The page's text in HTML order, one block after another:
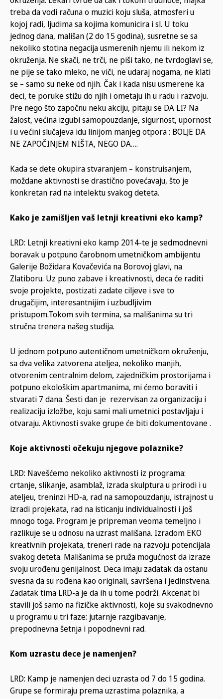
treba da vodi računa o muzici koju sluša, atmosferi u
kojoj radi, ljudima sa kojima komunicira i sl. U toku
jednog dana, mališan (2 do 15 godina), susretne se sa
nekoliko stotina negacija usmerenih njemu ili nekom iz
okruženja. Ne skači, ne trči, ne piši tako, ne tvrdoglavi se,
ne pije se tako mleko, ne viči, ne udaraj nogama, ne klati
se – samo su neke od njih. Čak i kada nisu usmerene ka
deci, te poruke stižu do njih i ometaju ih u radu i razvoju.
Pre nego što započnu neku akciju, pitaju se DA LI? Na
žalost, većina izgubi samopouzdanje, sigurnost, upornost
i u većini slučajeva idu linijom manjeg otpora : BOLJE DA
NE ZAPOČINJEM NIŠTA, NEGO DA….
Kada se dete okupira stvaranjem – konstruisanjem,
moždane aktivnosti se drastično povećavaju, što je
konkretan rad na intelektu svakog deteta.
Kako je zamišljen vaš letnji kreativni eko kamp?
LRD: Letnji kreativni eko kamp 2014-te je sedmodnevni
boravak u potpuno čarobnom umetničkom ambijentu
Galerije Božidara Kovačevića na Borovoj glavi, na
Zlatiboru. Uz puno zabave i kreativnosti, deca će raditi
svoje projekte, postizati zadate ciljeve i sve to
drugačijim, interesantnijim i uzbudljivim
pristupom.Tokom svih termina, sa mališanima su tri
stručna trenera našeg studija.
U jednom potpuno autentičnom umetničkom okruženju,
sa dva velika zatvorena ateljea, nekoliko manjih,
otvorenim centralnim delom, zajedničkim prostorijama i
potpuno ekološkim apartmanima, mi ćemo boraviti i
stvarati 7 dana. Šesti dan je rezervisan za organizaciju i
realizaciju izložbe, koju sami mali umetnici postavljaju i
otvaraju. Aktivnosti svake grupe će biti dokumentovane .
Koje aktivnosti očekuju njegove polaznike?
LRD: Navešćemo nekoliko aktivnosti iz programa:
crtanje, slikanje, asamblaž, izrada skulptura u prirodi i u
ateljeu, treninzi HD-a, rad na samopouzdanju, istrajnost u
izradi projekata, rad na isticanju individualnosti i još
mnogo toga. Program je pripreman veoma temeljno i
razlikuje se u odnosu na uzrast mališana. Izradom EKO
kreativnih projekata, treneri rade na razvoju potencijala
svakog deteta. Mališanima se pruža mogućnost da izraze
svoju urođenu genijalnost. Deca imaju zadatak da ostanu
svesna da su rođena kao originali, savršena i jedinstvena.
Zadatak tima LRD-a je da ih u tome podrži. Akcenat bi
stavili još samo na fizičke aktivnosti, koje su svakodnevno
u programu u tri faze: jutarnje razgibavanje,
prepodnevna šetnja i popodnevni rad.
Kom uzrastu dece je namenjen?
LRD: Kamp je namenjen deci uzrasta od 7 do 15 godina.
Grupe se formiraju prema uzrastima polaznika, a